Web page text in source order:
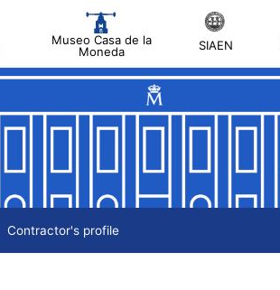
Museo Casa de la
Moneda
SIAEN
Contractor's profile